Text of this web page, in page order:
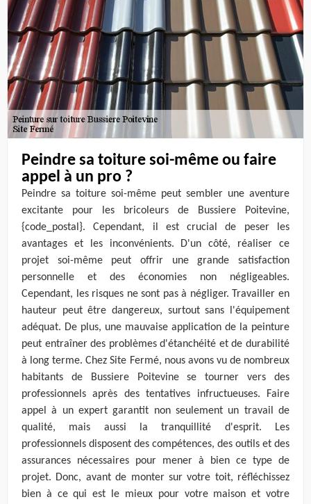
Peindre sa toiture soi-même ou faire
appel à un pro ?
Peindre sa toiture soi-même peut sembler une aventure
excitante pour les bricoleurs de Bussiere Poitevine,
{code_postal}. Cependant, il est crucial de peser les
avantages et les inconvénients. D'un côté, réaliser ce
projet soi-même peut offrir une grande satisfaction
personnelle et des économies non négligeables.
Cependant, les risques ne sont pas à négliger. Travailler en
hauteur peut être dangereux, surtout sans l'équipement
adéquat. De plus, une mauvaise application de la peinture
peut entraîner des problèmes d'étanchéité et de durabilité
à long terme. Chez Site Fermé, nous avons vu de nombreux
habitants de Bussiere Poitevine se tourner vers des
professionnels après des tentatives infructueuses. Faire
appel à un expert garantit non seulement un travail de
qualité, mais aussi la tranquillité d'esprit. Les
professionnels disposent des compétences, des outils et des
assurances nécessaires pour mener à bien ce type de
projet. Donc, avant de monter sur votre toit, réfléchissez
bien à ce qui est le mieux pour votre maison et votre